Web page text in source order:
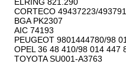
CORTECO 49437223/
BGA PK2307
AIC 74193
PEUGEOT 9801444780/98
OPEL 36 48 410/98 014 447
TOYOTA SU001-A3763